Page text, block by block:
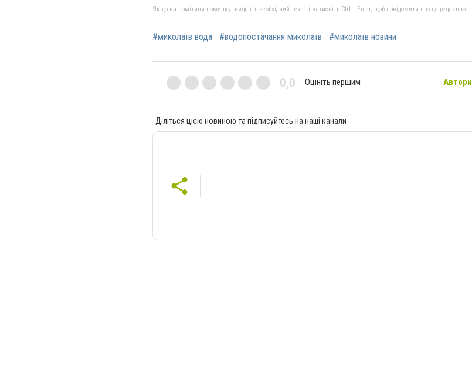
Якщо ви помітили помилку, виділіть необхідний текст і натисніть Ctrl + Enter, щоб повідомити про це редакцію
#миколаїв вода #водопостачання миколаїв #миколаїв новини
0,0 Оцініть першим
Діліться цією новиною та підписуйтесь на наші канали